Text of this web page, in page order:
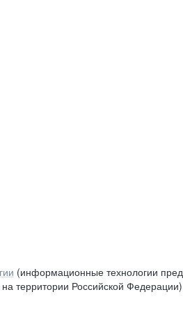
(информационные технологии
территории Российской Федерации)